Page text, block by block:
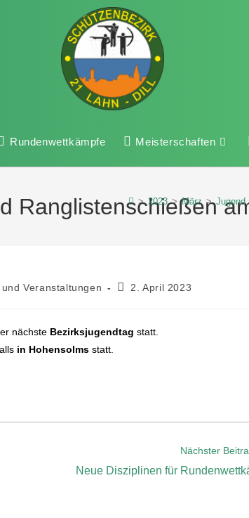
Rundenwettkämpfe Meisterschaften
Ranglistenschießen
> 2023 > März > Jugend
Veranstaltungen 2. April 2023
nächste Bezirksjugendtagstatt.
in Hohensolms statt.
Nächster
Neue Disziplinen für